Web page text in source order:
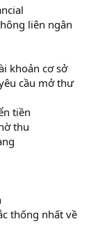
liên ngân
khoản cơ sở
cầu mở thư
tiền
thu
thống nhất về